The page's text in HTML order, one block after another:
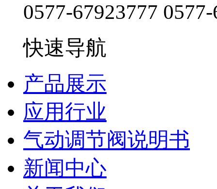
0577-67923777
快速导航
产品展示
应用行业
气动调节阀说明书
新闻中心